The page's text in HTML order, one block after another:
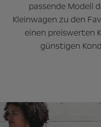
passende Modell
Kleinwagen zu den
einen preiswerten
günstigen